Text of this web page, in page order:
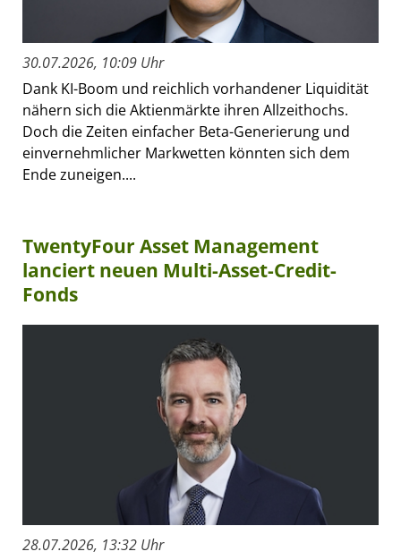
30.07.2026, 10:09 Uhr
Dank KI-Boom und reichlich vorhandener Liquidität
nähern sich die Aktienmärkte ihren Allzeithochs.
Doch die Zeiten einfacher Beta-Generierung und
einvernehmlicher Markwetten könnten sich dem
Ende zuneigen....
TwentyFour Asset Management
lanciert neuen Multi-Asset-Credit-
Fonds
28.07.2026, 13:32 Uhr